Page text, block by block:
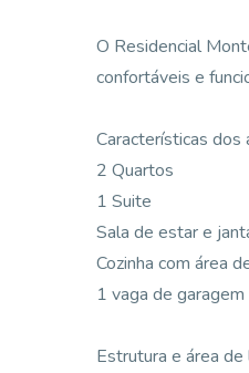
O Residencial
confortáveis e
Características dos
2 Quartos
1 Suite
Sala de estar e
Cozinha com área
1 vaga de garagem
Estrutura e área de